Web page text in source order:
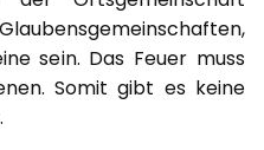
sein. Das Feuer muss
Somit gibt es keine